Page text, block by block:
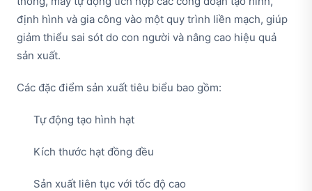
định hình và gia công vào một quy trình liền mạch, giúp
giảm thiểu sai sót do con người và nâng cao hiệu quả
sản xuất.
Các đặc điểm sản xuất tiêu biểu bao gồm:
Tự động tạo hình hạt
Kích thước hạt đồng đều
Sản xuất liên tục với tốc độ cao